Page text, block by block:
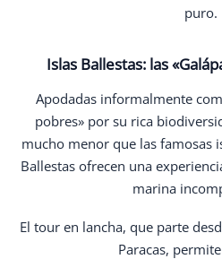
puro.
Islas Ballestas: las
Apodadas informalmente
pobres» por su rica
mucho menor que las famosas
Ballestas ofrecen una
marina
El tour en lancha, que parte
Paracas,